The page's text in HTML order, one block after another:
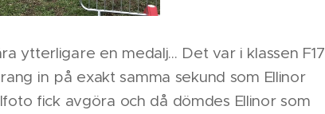
ytterligare en medalj... Det var i klassen F17
in på exakt samma sekund som Ellinor
fick avgöra och då dömdes Ellinor som